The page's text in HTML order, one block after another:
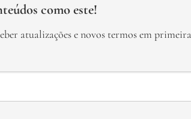
como este!
atualizações e novos termos em